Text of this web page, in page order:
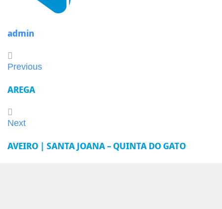
admin
Previous
AREGA
Next
AVEIRO | SANTA JOANA – QUINTA DO GATO